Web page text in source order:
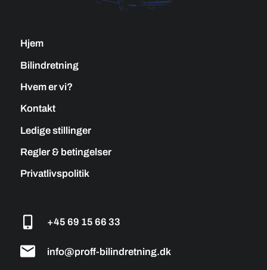
Hjem
Bilindretning
Hvem er vi?
Kontakt
Ledige stillinger
Regler & betingelser
Privatlivspolitik
+45 69 15 66 33
info@proff-bilindretning.dk